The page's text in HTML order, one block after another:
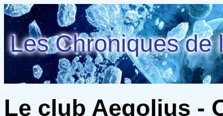
Les Chroniques de
Le club Aegolius -